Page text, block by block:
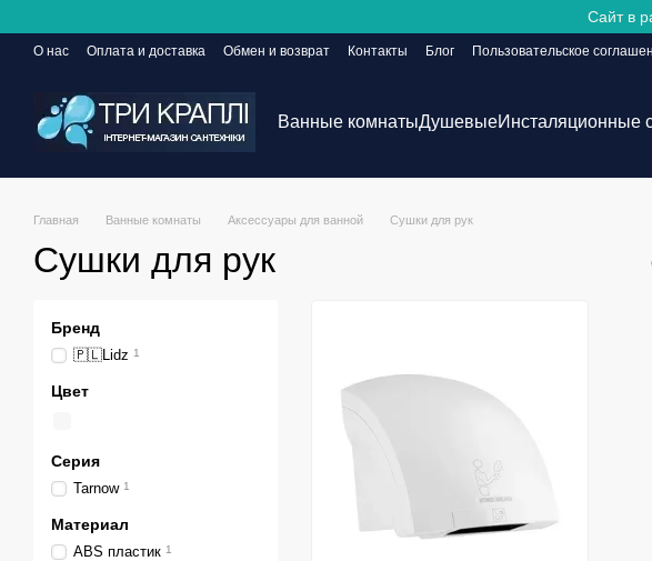
Сайт в
О нас Оплата и доставка Обмен и возврат Контакты Блог Пользовательское
Ванные комнатыДушевыеИнсталяционные
Главная Ванные комнаты Аксессуары для ванной Сушки для рук
Сушки для рук
Бренд
🇵🇱Lidz 1
Цвет
Серия
Tarnow 1
Материал
ABS пластик 1